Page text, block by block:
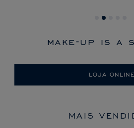
make-up is a
LOJA ONLINE
MAIS